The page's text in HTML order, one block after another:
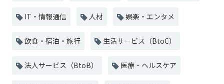
IT・情報通信 人材 娯楽・エンタメ
飲食・宿泊・旅行 生活サービス（BtoC）
法人サービス（BtoB） 医療・ヘルスケア